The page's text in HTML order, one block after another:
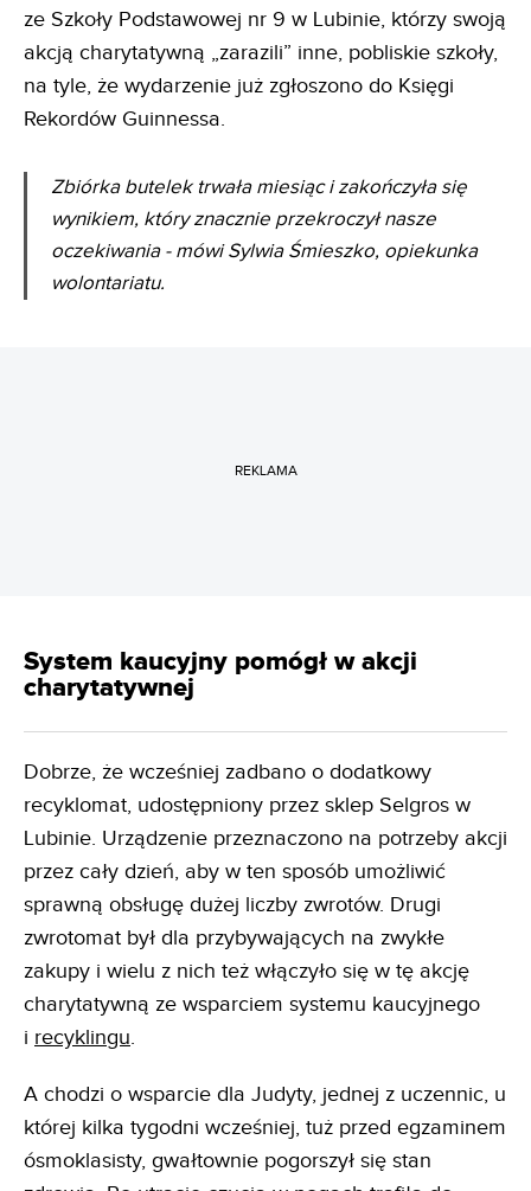
ze Szkoły Podstawowej nr 9 w Lubinie, którzy swoją
akcją charytatywną „zarazili” inne, pobliskie szkoły,
na tyle, że wydarzenie już zgłoszono do Księgi
Rekordów Guinnessa.
Zbiórka butelek trwała miesiąc i zakończyła się
wynikiem, który znacznie przekroczył nasze
oczekiwania - mówi Sylwia Śmieszko, opiekunka
wolontariatu.
REKLAMA
System kaucyjny pomógł w akcji
charytatywnej
Dobrze, że wcześniej zadbano o dodatkowy
recyklomat, udostępniony przez sklep Selgros w
Lubinie. Urządzenie przeznaczono na potrzeby akcji
przez cały dzień, aby w ten sposób umożliwić
sprawną obsługę dużej liczby zwrotów. Drugi
zwrotomat był dla przybywających na zwykłe
zakupy i wielu z nich też włączyło się w tę akcję
charytatywną ze wsparciem systemu kaucyjnego
i recyklingu.
A chodzi o wsparcie dla Judyty, jednej z uczennic, u
której kilka tygodni wcześniej, tuż przed egzaminem
ósmoklasisty, gwałtownie pogorszył się stan